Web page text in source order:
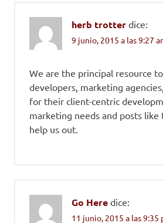
herb trotter dice:
9 junio, 2015 a las 9:27
We are the principal resource
developers, marketing
for their client-centric
marketing needs and posts like
help us out.
Go Here dice:
11 junio, 2015 a las 9:35